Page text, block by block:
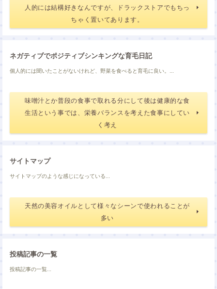
人的には結構好きなんですが、ドラックストアでもちっ
ちゃく置いてあります。
ネガティブでポジティブシンキングな育毛日記
個人的には聞いたことがないけれど、野菜を食べると育毛に良い。...
味噌汁とか普段の食事で取れる分にして後は健康的な食
生活という事では、栄養バランスを考えた食事にしてい
く考え
サイトマップ
サイトマップのような感じになっている...
天然の美容オイルとして様々なシーンで使われることが
多い
投稿記事の一覧
投稿記事の一覧...